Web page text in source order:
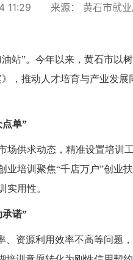
11:29 来源： 黄石市就
油站”。今年以来，黄石市以
，推动人才培育与产业发
点单”
场供求动态，精准设置培
培训聚焦“千店万户”创业
实用性。
承诺”
、资源利用效率不高等问题